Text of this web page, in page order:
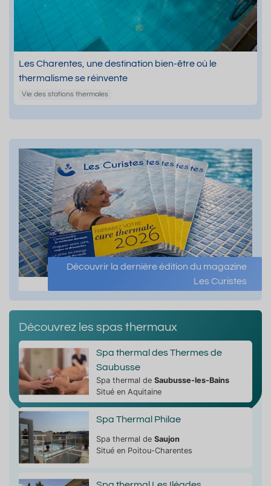
Les Charentes, une destination bien-être où le
thermalisme se réinvente
Vie des stations thermales
Découvrir la dernière édition du magazine
Les Curistes
Découvrez les spas thermaux
Spa thermal des Thermes de
Saubusse
Spa thermal de Saubusse-les-Bains
Situé en Aquitaine
Spa Thermal Philae
Spa thermal de Saujon
Situé en Poitou-Charentes